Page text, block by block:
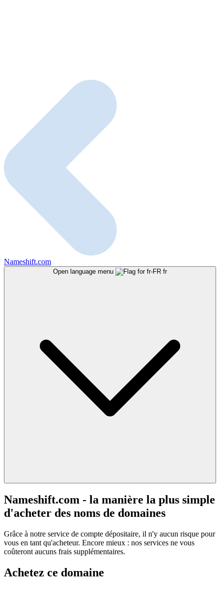
Nameshift.com
Open language menu fr
Nameshift.com - la manière la plus simple
d'acheter des noms de domaines
Grâce à notre service de compte dépositaire, il n'y aucun risque pour
vous en tant qu'acheteur. Encore mieux : nos services ne vous
coûteront aucuns frais supplémentaires.
Achetez ce domaine